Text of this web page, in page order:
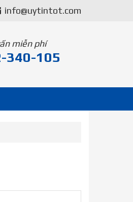
info@uytintot.com
miễn phí
340-105